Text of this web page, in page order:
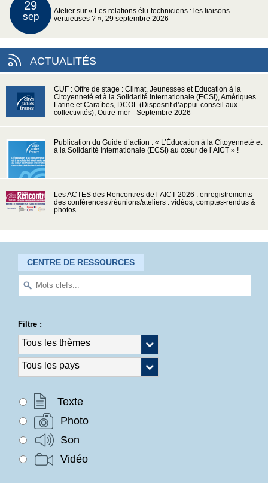
29
sep
Atelier sur « Les relations élu-techniciens : les liaisons
vertueuses ? », 29 septembre 2026
ACTUALITÉS
CUF : Offre de stage : Climat, Jeunesses et Education à la
Citoyenneté et à la Solidarité Internationale (ECSI), Amériques
Latine et Caraïbes, DCOL (Dispositif d’appui-conseil aux
collectivités), Outre-mer - Septembre 2026
Publication du Guide d’action : « L’Éducation à la Citoyenneté et
à la Solidarité Internationale (ECSI) au cœur de l’AICT » !
Les ACTES des Rencontres de l’AICT 2026 : enregistrements
des conférences /réunions/ateliers : vidéos, comptes-rendus &
photos
CENTRE DE RESSOURCES
Filtre :
Texte
Photo
Son
Vidéo